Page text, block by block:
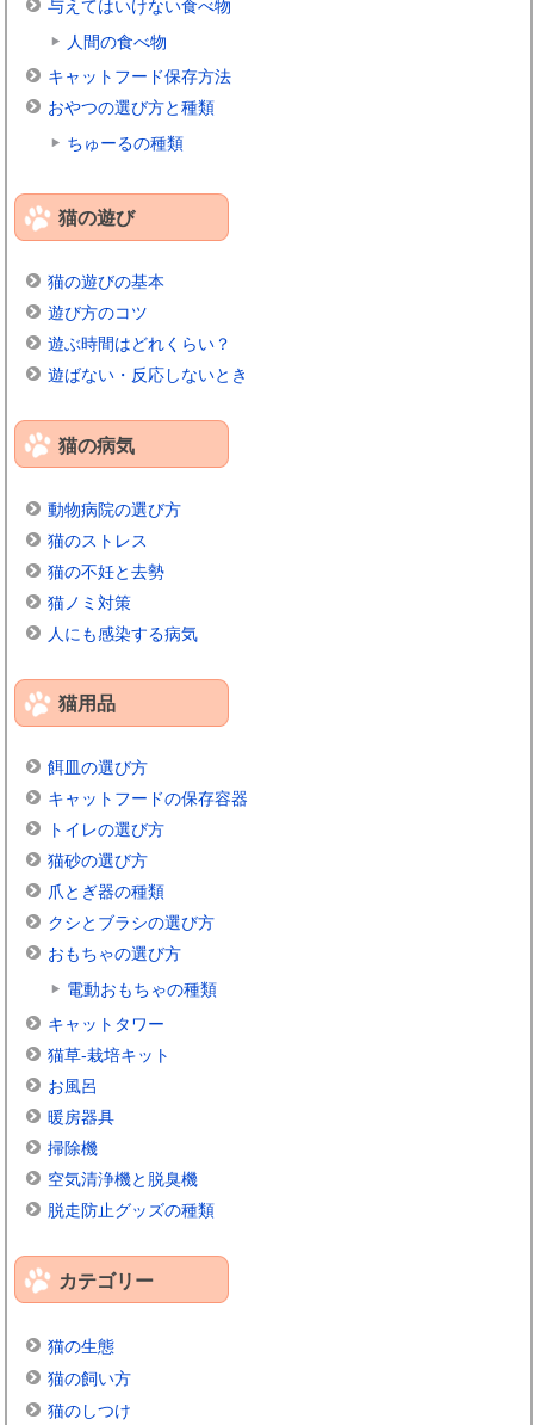
与えてはいけない食べ物
人間の食べ物
キャットフード保存方法
おやつの選び方と種類
ちゅーるの種類
猫の遊び
猫の遊びの基本
遊び方のコツ
遊ぶ時間はどれくらい？
遊ばない・反応しないとき
猫の病気
動物病院の選び方
猫のストレス
猫の不妊と去勢
猫ノミ対策
人にも感染する病気
猫用品
餌皿の選び方
キャットフードの保存容器
トイレの選び方
猫砂の選び方
爪とぎ器の種類
クシとブラシの選び方
おもちゃの選び方
電動おもちゃの種類
キャットタワー
猫草-栽培キット
お風呂
暖房器具
掃除機
空気清浄機と脱臭機
脱走防止グッズの種類
カテゴリー
猫の生態
猫の飼い方
猫のしつけ